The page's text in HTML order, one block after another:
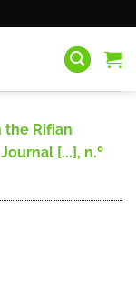
the Rifian
[...], n.º